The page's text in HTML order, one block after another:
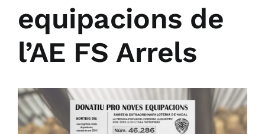
equipacions de
l’AE FS Arrels